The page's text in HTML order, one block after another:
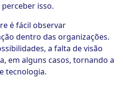
isso.
é fácil observar
dentro das organizações.
a falta de visão
em alguns casos, tornando a
tecnologia.